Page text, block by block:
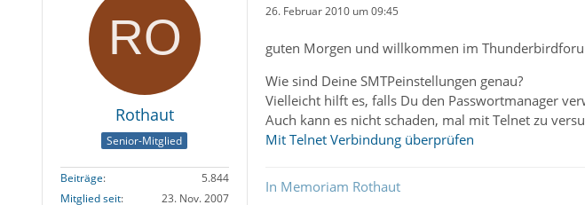
Rothaut
Senior-Mitglied
Beiträge
5.844
Mitglied seit
23. Nov. 2007
26. Februar 2010 um 09:45
guten Morgen und willkommen im
Wie sind Deine SMTPeinstellungen genau?
Vielleicht hilft es, falls Du den Passwortmanager
Auch kann es nicht schaden, mal mit Telnet zu
Mit Telnet Verbindung überprüfen
In Memoriam Rothaut